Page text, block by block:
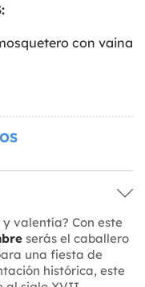
con vaina
valentía? Con este
serás el caballero
una fiesta de
histórica, este